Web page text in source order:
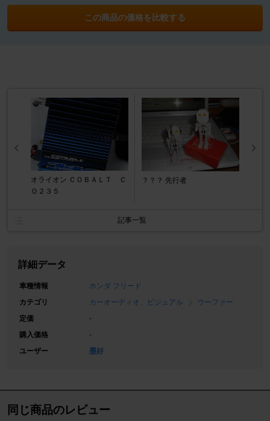
この商品の価格を比較する
オライオン ＣＯＢＡＬＴ Ｃ
Ｏ２３５
？？？ 先行者
記事一覧
詳細データ
車種情報
ホンダ フリード
カテゴリ
カーオーディオ、ビジュアル
ウーファー
定価
-
購入価格
-
ユーザー
墨好
同じ商品のレビュー